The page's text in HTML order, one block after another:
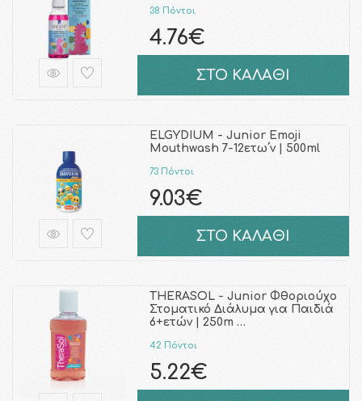
38 Πόντοι
4.76€
ΣΤΟ ΚΑΛΑΘΙ
ELGYDIUM - Junior Emoji
Mouthwash 7-12ετω΄ν | 500ml
73 Πόντοι
9.03€
ΣΤΟ ΚΑΛΑΘΙ
THERASOL - Junior Φθοριούχο
Στοματικό Διάλυμα για Παιδιά
6+ετών | 250m …
42 Πόντοι
5.22€